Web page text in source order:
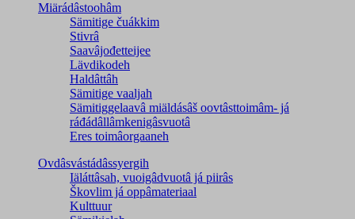
Miärádâstoohâm
Sämitige čuákkim
Stivrâ
Saavâjođetteijee
Lävdikodeh
Haldâttâh
Sämitige vaaljah
Sämitiggelaavâ miäldásâš oovtâsttoimâm- já
ráđádâllâmkenigâsvuotâ
Eres toimâorgaaneh
Ovdâsvástádâssyergih
Iäláttâsah, vuoigâdvuotâ já piirâs
Škovlim já oppâmateriaal
Kulttuur